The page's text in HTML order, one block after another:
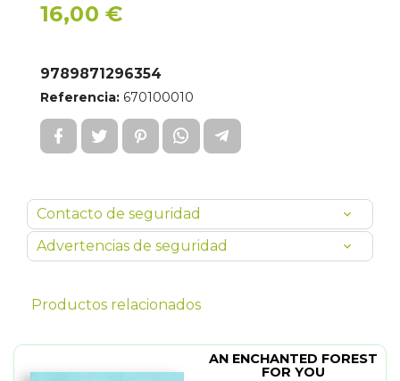
16,00 €
9789871296354
Referencia: 670100010
Contacto de seguridad
Advertencias de seguridad
Productos relacionados
AN ENCHANTED FOREST
FOR YOU